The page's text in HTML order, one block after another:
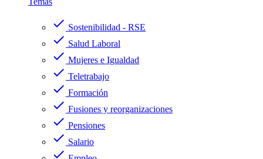
check Sostenibilidad - RSE
check Salud Laboral
check Mujeres e Igualdad
check Teletrabajo
check Formación
check Fusiones y reorganizaciones
check Pensiones
check Salario
check